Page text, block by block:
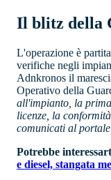
Il blitz della
L'operazione è
verifiche negli
Adnkronos il
Operativo della
all'impianto, la
licenze, la
comunicati al
Potrebbe
e diesel, stangata